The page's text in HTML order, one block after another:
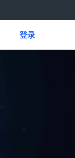
登录